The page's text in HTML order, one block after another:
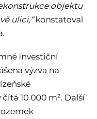
objektu
ulici,“konstatoval
investiční
výzva na
čítá 10 000 m². Další